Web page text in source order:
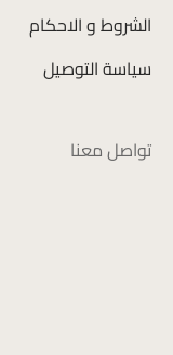
الشروط و الاحكام
سياسة التوصيل
تواصل معنا